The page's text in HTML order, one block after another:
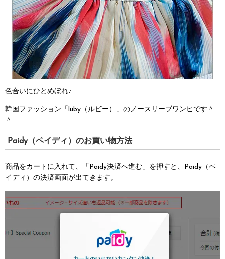
色合いにひとめぼれ♪
韓国ファッション「luby（ルビー）」のノースリーブワンピです＾
＾
Paidy（ペイディ）のお買い物方法
商品をカートに入れて、「Paidy決済へ進む」を押すと、Paidy（ペ
イディ）の決済画面が出てきます。